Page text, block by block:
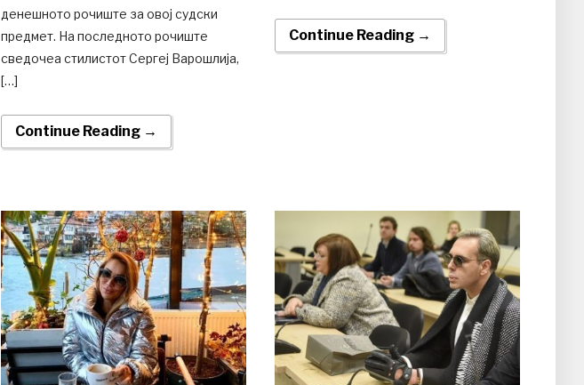
денешното рочиште за овој судски
предмет. На последното рочиште
сведочеа стилистот Сергеј Варошлија,
[…]
Continue Reading →
Continue Reading →